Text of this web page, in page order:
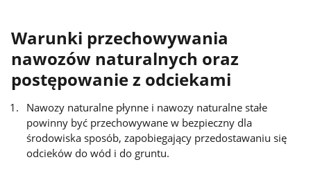
Warunki przechowywania
nawozów naturalnych oraz
postępowanie z odciekami
Nawozy naturalne płynne i nawozy naturalne stałe
powinny być przechowywane w bezpieczny dla
środowiska sposób, zapobiegający przedostawaniu się
odcieków do wód i do gruntu.